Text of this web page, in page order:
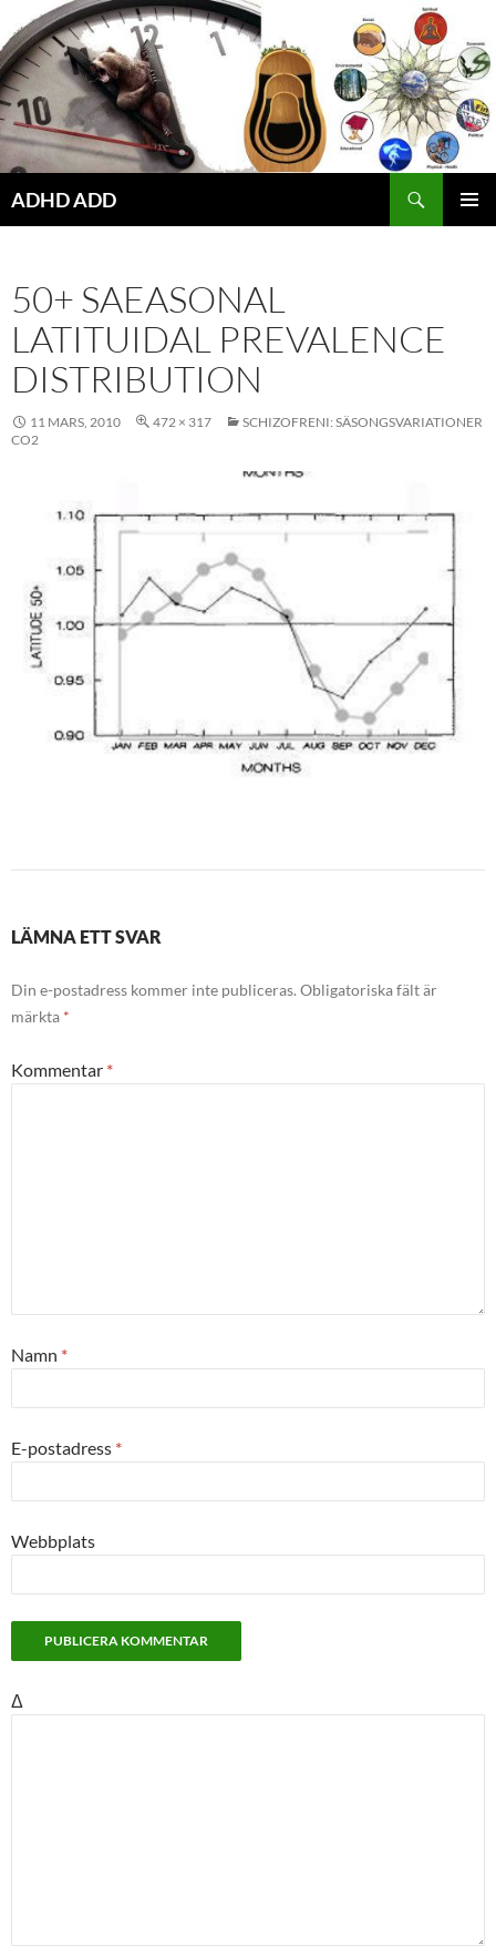
Hoppa
till
innehåll
ADHD ADD
50+ SAEASONAL
LATITUIDAL PREVALENCE
DISTRIBUTION
11 MARS, 2010 472 × 317
SCHIZOFRENI: SÄSONGSVARIATIONER
CO2
LÄMNA ETT SVAR
Din e-postadress kommer inte publiceras. Obligatoriska fält är
märkta *
Kommentar *
Namn *
E-postadress *
Webbplats
Δ